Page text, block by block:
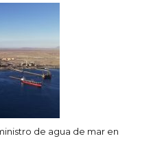
de agua de mar en